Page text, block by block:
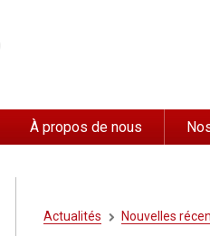
À propos de nous
Actualités Nouvelles